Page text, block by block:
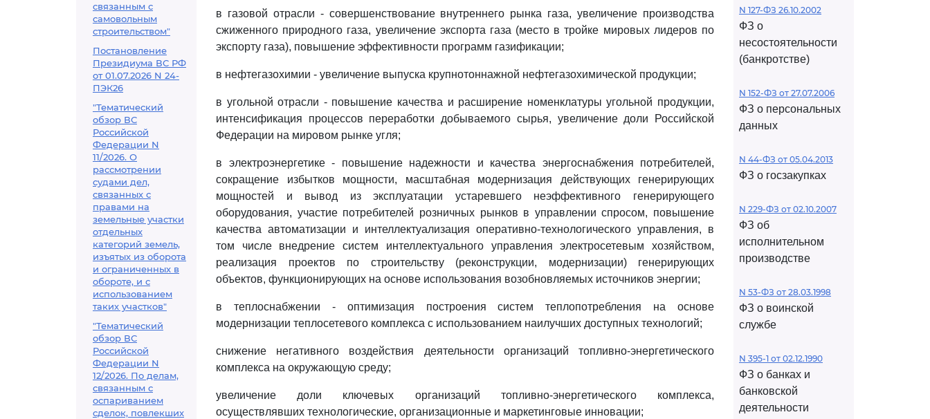
связанным с
самовольным
строительством"
Постановление
Президиума ВС РФ
от 01.07.2026 N 24-
ПЭК26
"Тематический
обзор ВС
Российской
Федерации N
11/2026. О
рассмотрении
судами дел,
связанных с
правами на
земельные участки
отдельных
категорий земель,
изъятых из оборота
и ограниченных в
обороте, и с
использованием
таких участков"
"Тематический
обзор ВС
Российской
Федерации N
12/2026. По делам,
связанным с
оспариванием
сделок, повлекших
в газовой отрасли - совершенствование внутреннего рынка газа, увеличение производства
сжиженного природного газа, увеличение экспорта газа (место в тройке мировых лидеров по
экспорту газа), повышение эффективности программ газификации;
в нефтегазохимии - увеличение выпуска крупнотоннажной нефтегазохимической продукции;
в угольной отрасли - повышение качества и расширение номенклатуры угольной продукции,
интенсификация процессов переработки добываемого сырья, увеличение доли Российской
Федерации на мировом рынке угля;
в электроэнергетике - повышение надежности и качества энергоснабжения потребителей,
сокращение избытков мощности, масштабная модернизация действующих генерирующих
мощностей и вывод из эксплуатации устаревшего неэффективного генерирующего
оборудования, участие потребителей розничных рынков в управлении спросом, повышение
качества автоматизации и интеллектуализация оперативно-технологического управления, в
том числе внедрение систем интеллектуального управления электросетевым хозяйством,
реализация проектов по строительству (реконструкции, модернизации) генерирующих
объектов, функционирующих на основе использования возобновляемых источников энергии;
в теплоснабжении - оптимизация построения систем теплопотребления на основе
модернизации теплосетевого комплекса с использованием наилучших доступных технологий;
снижение негативного воздействия деятельности организаций топливно-энергетического
комплекса на окружающую среду;
увеличение доли ключевых организаций топливно-энергетического комплекса,
осуществлявших технологические, организационные и маркетинговые инновации;
N 127-ФЗ 26.10.2002
ФЗ о
несостоятельности
(банкротстве)
N 152-ФЗ от 27.07.2006
ФЗ о персональных
данных
N 44-ФЗ от 05.04.2013
ФЗ о госзакупках
N 229-ФЗ от 02.10.2007
ФЗ об
исполнительном
производстве
N 53-ФЗ от 28.03.1998
ФЗ о воинской
службе
N 395-1 от 02.12.1990
ФЗ о банках и
банковской
деятельности